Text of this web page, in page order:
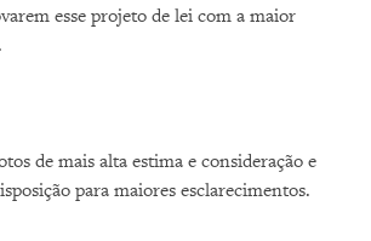
esse projeto de lei com a maior
de mais alta estima e consideração e
para maiores esclarecimentos.